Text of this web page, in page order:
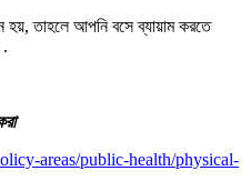
হয়, তাহলে আপনি বসে ব্যায়াম করতে
areas/public-health/physical-